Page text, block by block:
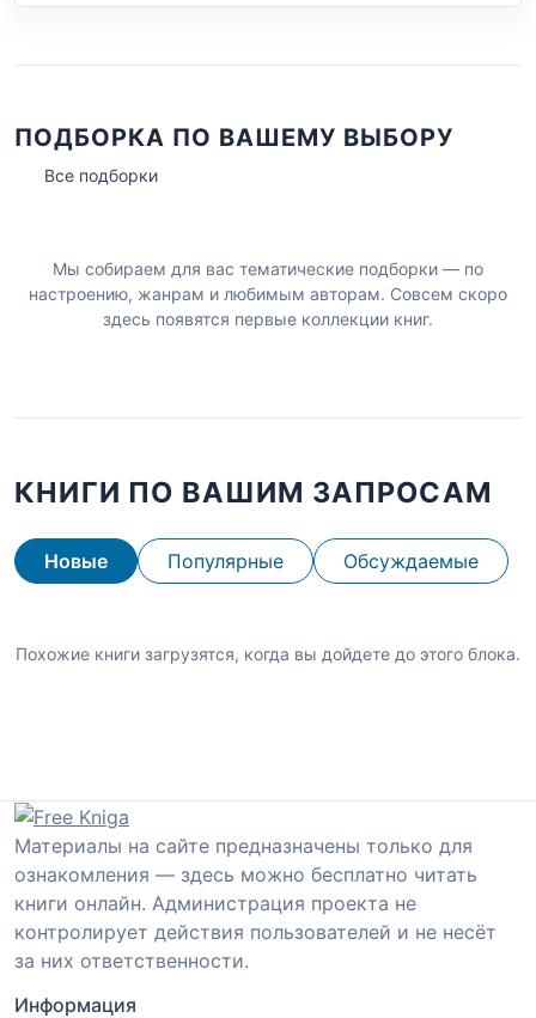
ПОДБОРКА ПО ВАШЕМУ ВЫБОРУ
Все подборки
Мы собираем для вас тематические подборки — по
настроению, жанрам и любимым авторам. Совсем скоро
здесь появятся первые коллекции книг.
КНИГИ ПО ВАШИМ ЗАПРОСАМ
Новые Популярные Обсуждаемые
Похожие книги загрузятся, когда вы дойдете до этого блока.
Материалы на сайте предназначены только для
ознакомления — здесь можно бесплатно читать
книги онлайн. Администрация проекта не
контролирует действия пользователей и не несёт
за них ответственности.
Информация